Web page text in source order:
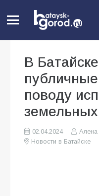
В
поводу
земельных
02.04.2024
Алена
Новости в Батайске